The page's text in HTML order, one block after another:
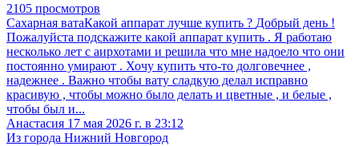
2105 просмотров
Сахарная ватаКакой аппарат лучше купить ? Добрый день !
Пожалуйста подскажите какой аппарат купить . Я работаю
несколько лет с аирхотами и решила что мне надоело что они
постоянно умирают . Хочу купить что-то долговечнее ,
надежнее . Важно чтобы вату сладкую делал исправно
красивую , чтобы можно было делать и цветные , и белые ,
чтобы был и...
Анастасия 17 мая 2026 г. в 23:12
Из города Нижний Новгород